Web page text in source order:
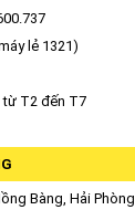
lẻ 1321)
từ T2 đến T7
Bàng, Hải Phòng